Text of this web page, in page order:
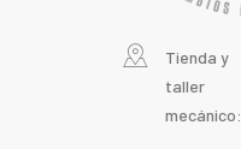
Tienda y
taller
mecánico: